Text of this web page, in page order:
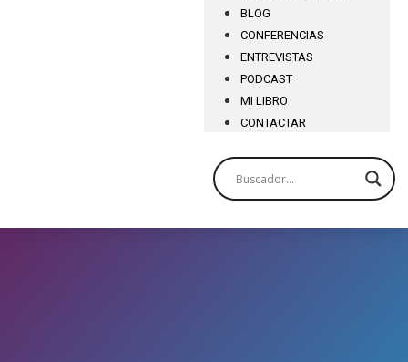
BLOG
CONFERENCIAS
ENTREVISTAS
PODCAST
MI LIBRO
CONTACTAR